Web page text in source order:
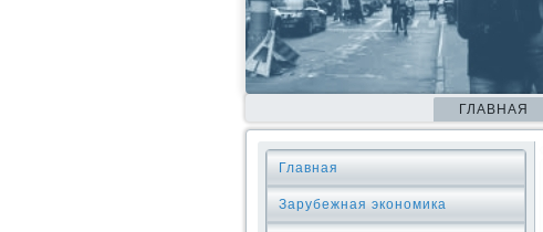
ГЛАВНАЯ
Главная
Зарубежная экономика